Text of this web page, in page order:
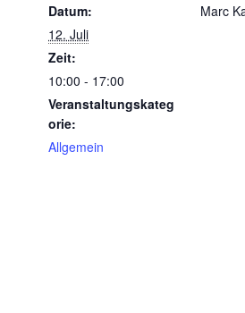
Datum:
12. Juli
Zeit:
10:00 - 17:00
Veranstaltungskateg
orie:
Allgemein
Marc